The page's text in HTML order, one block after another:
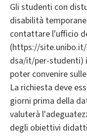
Gli studenti con
disabilità
contattare l'ufficio
(https://
dsa/it/per-studenti)
poter convenire
La richiesta deve
giorni prima della
valuterà
degli obiettivi